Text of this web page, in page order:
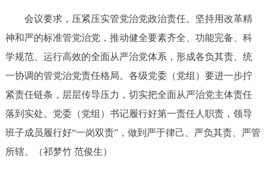
ITALIANO
会议要求，压紧压实管党治党政治责任。坚持用改革精
神和严的标准管党治党，推动健全要素齐全、功能完备、科
学规范、运行高效的全面从严治党体系，形成各负其责、统
一协调的管党治党责任格局。各级党委（党组）要进一步拧
紧责任链条，层层传导压力，切实把全面从严治党主体责任
落到实处。党委（党组）书记履行好第一责任人职责，领导
班子成员履行好“一岗双责”，做到严于律己、严负其责、严管
所辖。（祁梦竹 范俊生）